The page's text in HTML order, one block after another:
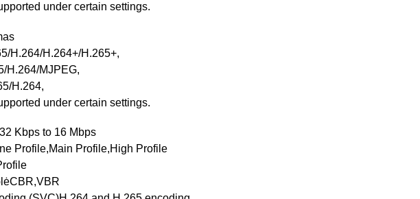
under certain settings.
H.264/H.264+/H.265+,
H.264/MJPEG,
H.264,
under certain settings.
Kbps to 16 Mbps
Profile,Main Profile,High Profile
CBR,VBR